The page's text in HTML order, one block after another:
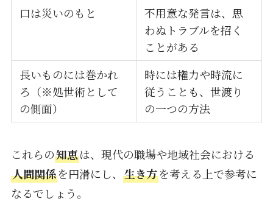
口は災いのもと
不用意な発言は、思
わぬトラブルを招く
ことがある
長いものには巻かれ
ろ（※処世術として
の側面）
時には権力や時流に
従うことも、世渡り
の一つの方法
これらの知恵は、現代の職場や地域社会における
人間関係を円滑にし、 生き方を考える上で参考に
なるでしょう。